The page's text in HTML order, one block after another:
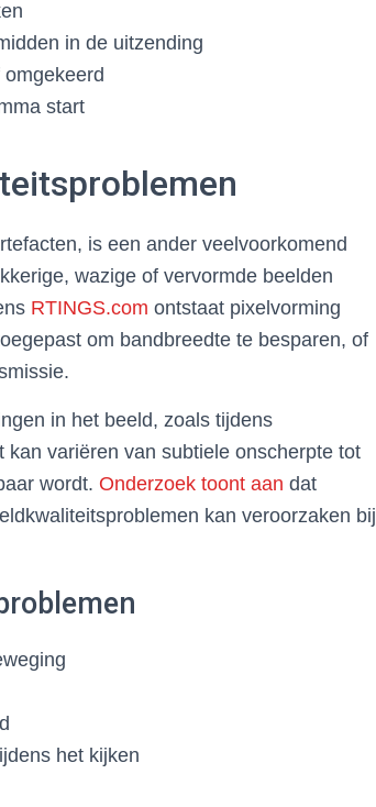
in de uitzending
start
is een ander veelvoorkomend
wazige of vervormde beelden
RTINGS.com ontstaat pixelvorming
om bandbreedte te besparen, of
in het beeld, zoals tijdens
variëren van subtiele onscherpte tot
wordt. Onderzoek toont aan dat
kan veroorzaken bij
het kijken